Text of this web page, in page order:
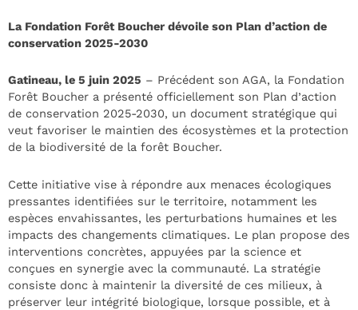
La Fondation Forêt Boucher dévoile son Plan d’action de
conservation 2025-2030
Gatineau, le 5 juin 2025 – Précédent son AGA, la Fondation
Forêt Boucher a présenté officiellement son Plan d’action
de conservation 2025-2030, un document stratégique qui
veut favoriser le maintien des écosystèmes et la protection
de la biodiversité de la forêt Boucher.
Cette initiative vise à répondre aux menaces écologiques
pressantes identifiées sur le territoire, notamment les
espèces envahissantes, les perturbations humaines et les
impacts des changements climatiques. Le plan propose des
interventions concrètes, appuyées par la science et
conçues en synergie avec la communauté. La stratégie
consiste donc à maintenir la diversité de ces milieux, à
préserver leur intégrité biologique, lorsque possible, et à